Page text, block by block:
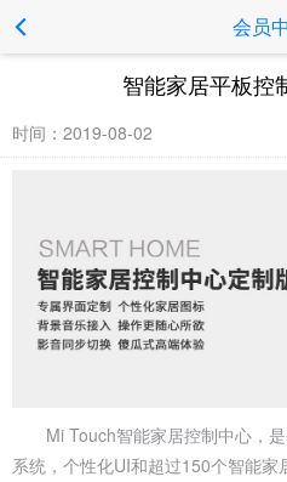
会员
智能家居平板控
时间：2019-08-02
Mi Touch智能家居控制中心，
系统，个性化UI和超过150个智能